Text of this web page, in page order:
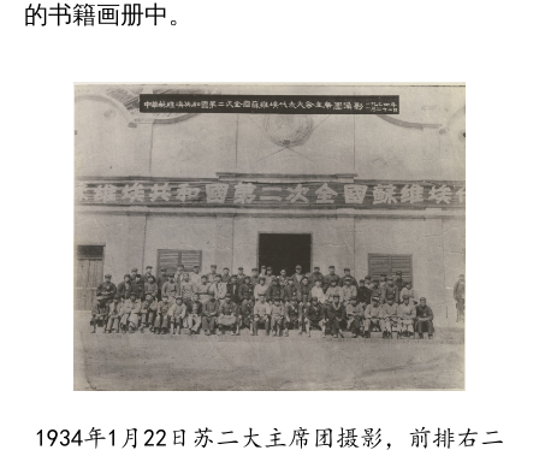
的书籍画册中。
1934年1月22日苏二大主席团摄影，前排右二